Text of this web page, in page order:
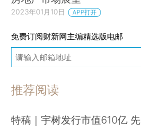
2023年01月10日 APP打开
免费订阅财新网主编精选版电邮
推荐阅读
特稿｜宇树发行市值610亿 先